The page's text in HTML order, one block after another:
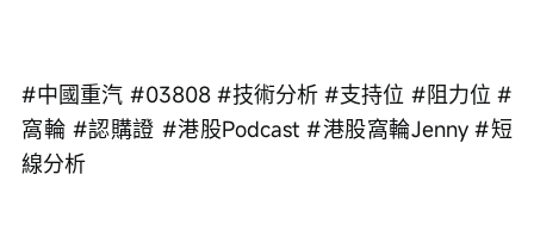
#中國重汽 #03808 #技術分析 #支持位 #阻力位 #
窩輪 #認購證 #港股Podcast #港股窩輪Jenny #短
線分析